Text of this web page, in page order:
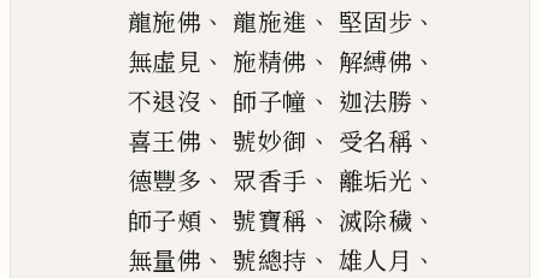
龍施佛 、 龍施進 、 堅固步 、
無虛見 、 施精佛 、 解縛佛 、
不退沒 、 師子幢 、 迦法勝 、
喜王佛 、 號妙御 、 受名稱 、
德豐多 、 眾香手 、 離垢光 、
師子頰 、 號寶稱 、 滅除穢 、
無量佛 、 號總持 、 雄人月 、